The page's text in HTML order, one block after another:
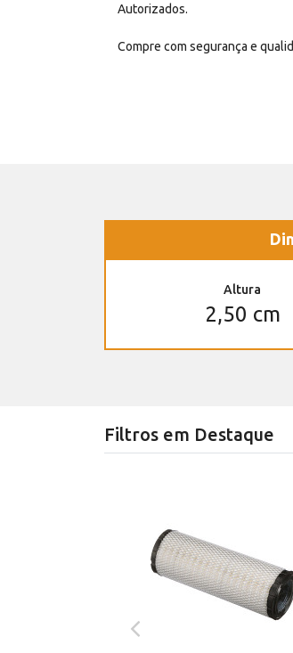
Autorizados.
Compre com segurança e
Altura
2,50 cm
Filtros em Destaque